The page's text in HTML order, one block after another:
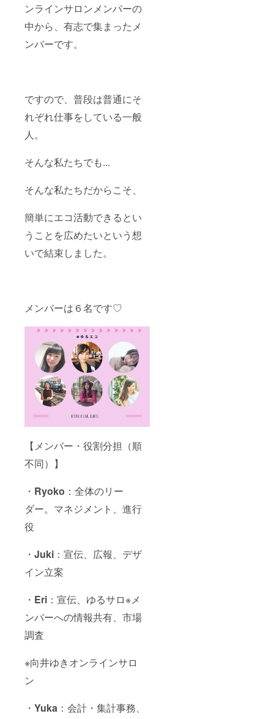
ンラインサロンメンバーの
中から、有志で集まったメ
ンバーです。
ですので、普段は普通にそ
れぞれ仕事をしている一般
人。
そんな私たちでも...
そんな私たちだからこそ、
簡単にエコ活動できるとい
うことを広めたいという想
いで結束しました。
メンバーは６名です♡
【メンバー・役割分担（順
不同）】
・ Ryoko ：全体のリー
ダー。マネジメント、進行
役
・ Juki ：宣伝、広報、デザ
イン立案
・ Eri ：宣伝、ゆるサロ※メ
ンバーへの情報共有、市場
調査
※向井ゆきオンラインサロ
ン
・ Yuka ：会計・集計事務、